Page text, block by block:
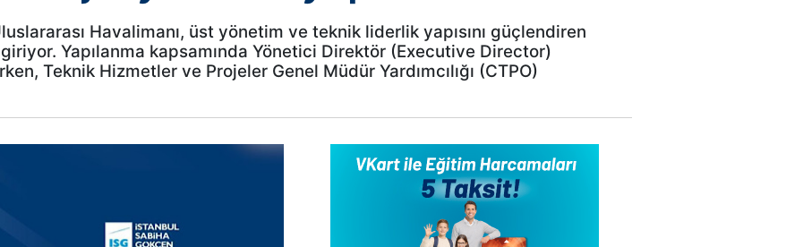
Havalimanı, üst yönetim ve teknik liderlik yapısını güçlendiren
Yapılanma kapsamında Yönetici Direktör (Executive Director)
Teknik Hizmetler ve Projeler Genel Müdür Yardımcılığı (CTPO)